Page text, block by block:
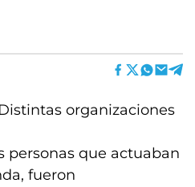
organizaciones
personas que actuaban
fueron